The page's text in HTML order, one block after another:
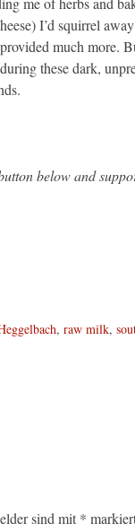
I’d squirrel
much more.
these dark,
below and
, raw milk,
sind mit *